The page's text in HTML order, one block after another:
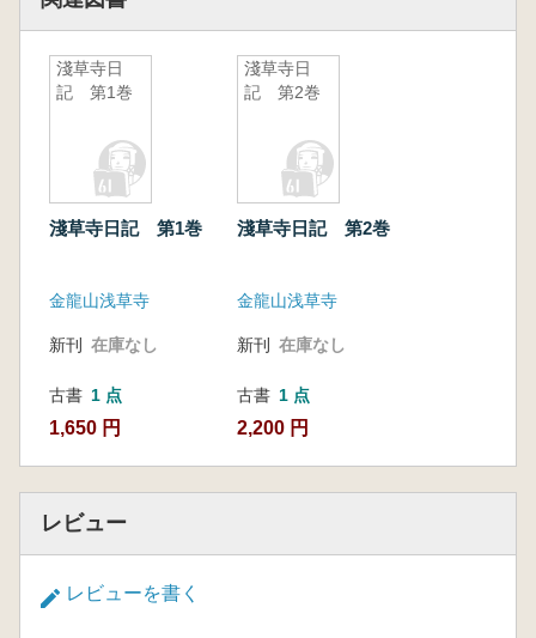
淺草寺日
記 第1巻
淺草寺日記 第1巻
金龍山浅草寺
新刊 在庫なし
古書 1 点
1,650 円
淺草寺日
記 第2巻
淺草寺日記 第2巻
金龍山浅草寺
新刊 在庫なし
古書 1 点
2,200 円
レビュー
レビューを書く